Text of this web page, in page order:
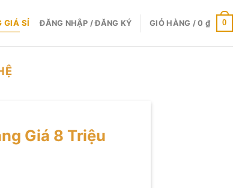
GIÁ SỈ ĐĂNG NHẬP / ĐĂNG KÝ GIỎ HÀNG /0 ₫ 0
Giá 8 Triệu